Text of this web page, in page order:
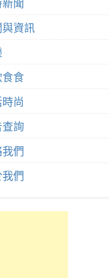
資訊
食
尚
詢
們
們